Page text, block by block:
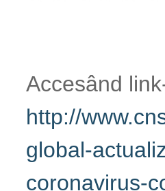
actualizata-
covid-19-22-
evoluția cu
datelor